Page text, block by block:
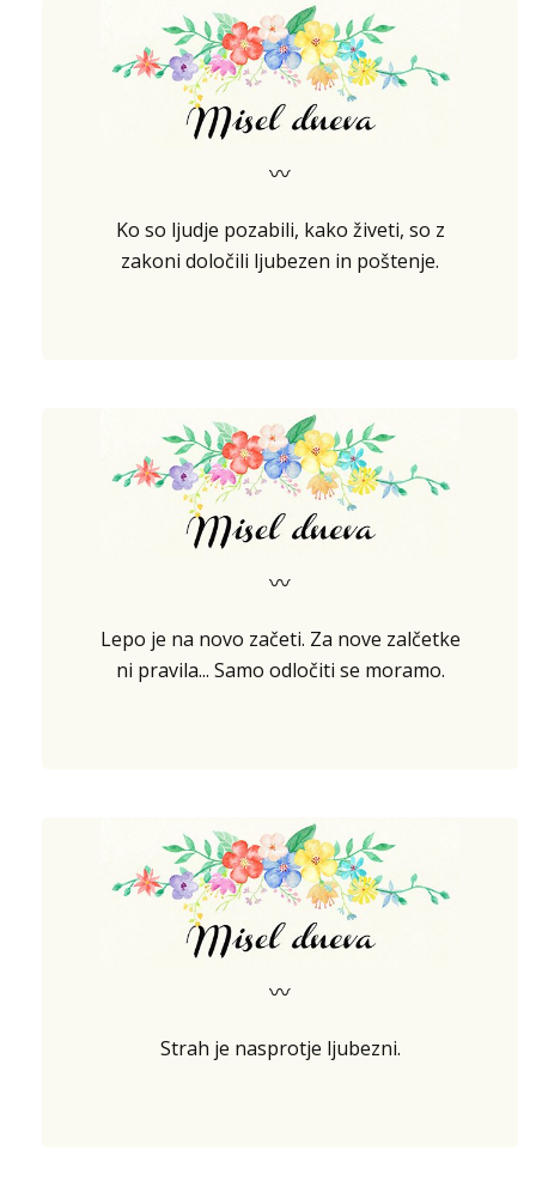
〰
Ko so ljudje pozabili, kako živeti, so z
zakoni določili ljubezen in poštenje.
〰
Lepo je na novo začeti. Za nove zalčetke
ni pravila... Samo odločiti se moramo.
〰
Strah je nasprotje ljubezni.